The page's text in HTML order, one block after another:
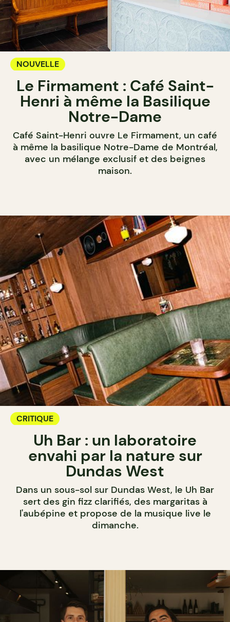
NOUVELLE
Le Firmament : Café Saint-
Henri à même la Basilique
Notre-Dame
Café Saint-Henri ouvre Le Firmament, un café
à même la basilique Notre-Dame de Montréal,
avec un mélange exclusif et des beignes
maison.
CRITIQUE
Uh Bar : un laboratoire
envahi par la nature sur
Dundas West
Dans un sous-sol sur Dundas West, le Uh Bar
sert des gin fizz clarifiés, des margaritas à
l'aubépine et propose de la musique live le
dimanche.